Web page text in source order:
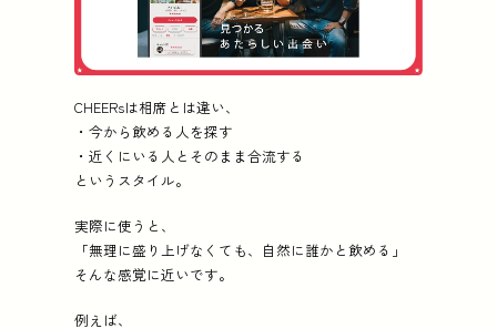
CHEERsは相席とは違い、
・今から飲める人を探す
・近くにいる人とそのまま合流する
というスタイル。
実際に使うと、
「無理に盛り上げなくても、自然に誰かと飲める」
そんな感覚に近いです。
例えば、